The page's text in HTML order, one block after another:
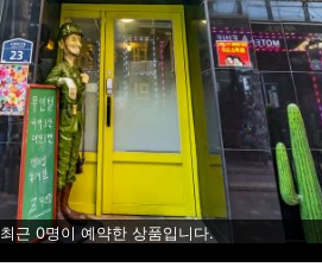
최근 0명이 예약한 상품입니다.